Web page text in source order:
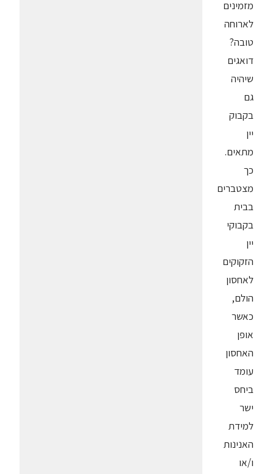
מזמינים
לארוחה
טובה?
דואגים
שיהיה
גם
בקבוק
יין
מתאים.
כך
מצטברים
בבית
בקבוקי
יין
הזקוקים
לאחסון
הולם,
כאשר
אופן
האחסון
עומד
ביחס
ישר
למידת
האנינות
ו/או